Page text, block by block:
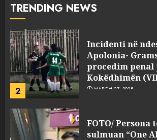
TRENDING NEWS
2 MARCH 27, 2025
3
FOTO/ Persona
sulmuan “One
ngjarja u fsheh.
serverat?
MARCH 25, 2025
Prokuroria jep
çfarë dënimi